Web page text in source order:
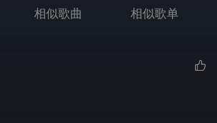
纠缠吾等身旁
相似歌曲 相似歌单